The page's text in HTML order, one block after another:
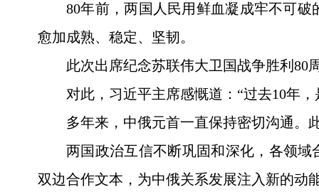
80年前，两国人民用鲜血凝成牢不可
愈加成熟、稳定、坚韧。
此次出席纪念苏联伟大卫国战争胜利80
对此，习近平主席感慨道：“过去10年
多年来，中俄元首一直保持密切沟通。
两国政治互信不断巩固和深化，各领
双边合作文本，为中俄关系发展注入新的动